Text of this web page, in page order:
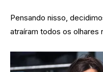
Pensando nisso,
atraíram todos os olhares